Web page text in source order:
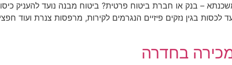
– בנק או חברת ביטוח פרטית? ביטוח מבנה נועד להעניק
לכסות בגין נזקים פיזיים הנגרמים לקירות, מרפסות צנרת
בחדרה